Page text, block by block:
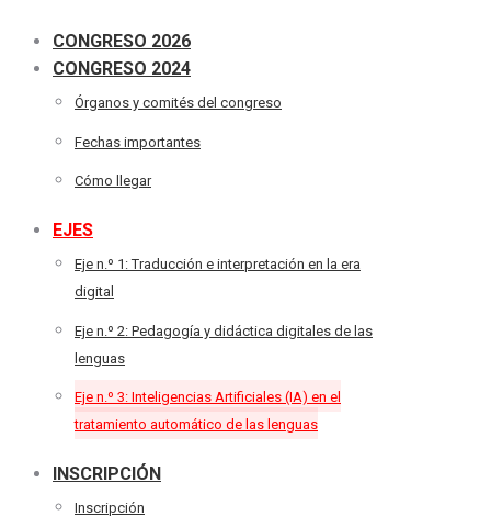
CONGRESO 2026
CONGRESO 2024
Órganos y comités del congreso
Fechas importantes
Cómo llegar
EJES
Eje n.º 1: Traducción e interpretación en la era
digital
Eje n.º 2: Pedagogía y didáctica digitales de las
lenguas
Eje n.º 3: Inteligencias Artificiales (IA) en el
tratamiento automático de las lenguas
INSCRIPCIÓN
Inscripción